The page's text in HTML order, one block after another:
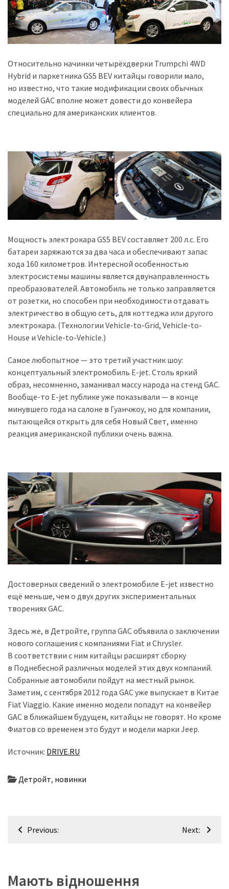
(3 678)
Тюнинг
(733)
Події
(521)
Автозакон
Автошоу
(358)
(324)
Тест-
драйв
(212)
Без
рубрики
(142)
Относительно начинки четырёхдверки Trumpchi 4WD
Hybrid и паркетника GS5 BEV китайцы говорили мало,
но известно, что такие модификации своих обычных
моделей GAC вполне может довести до конвейера
специально для американских клиентов.
Мощность электрокара GS5 BEV составляет 200 л.с. Его
батареи заряжаются за два часа и обеспечивают запас
хода 160 километров. Интересной особенностью
электросистемы машины является двунаправленность
преобразователей. Автомобиль не только заправляется
от розетки, но способен при необходимости отдавать
электричество в общую сеть, для коттеджа или другого
электрокара. (Технологии Vehicle-to-Grid, Vehicle-to-
House и Vehicle-to-Vehicle.)
Самое любопытное — это третий участник шоу:
концептуальный электромобиль E-jet. Столь яркий
образ, несомненно, заманивал массу народа на стенд GAC.
Вообще-то E-jet публике уже показывали — в конце
минувшего года на салоне в Гуанчжоу, но для компании,
пытающейся открыть для себя Новый Свет, именно
реакция американской публики очень важна.
Достоверных сведений о электромобиле E-jet известно
ещё меньше, чем о двух других экспериментальных
творениях GAC.
Здесь же, в Детройте, группа GAC объявила о заключении
нового соглашения с компаниями Fiat и Chrysler.
В соответствии с ним китайцы расширят сборку
в Поднебесной различных моделей этих двух компаний.
Собранные автомобили пойдут на местный рынок.
Заметим, с сентября 2012 года GAC уже выпускает в Китае
Fiat Viaggio. Какие именно модели попадут на конвейер
GAC в ближайшем будущем, китайцы не говорят. Но кроме
Фиатов со временем это будут и модели марки Jeep.
Источник: DRIVE.RU
Детройт, новинки
Навігація
Previous: Next:
Мають відношення